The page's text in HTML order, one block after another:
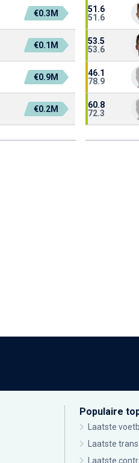
€0.3M
€0.1M
€0.9M
€0.2M
51.6
51.6
53.5
53.6
46.1
78.9
60.8
72.3
Populaire
Laatste
Laatste
Laatste